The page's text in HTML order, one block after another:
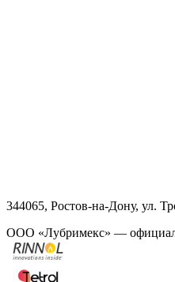
344065, Ростов-на-Дону, ул.
ООО «Лубримекс» —